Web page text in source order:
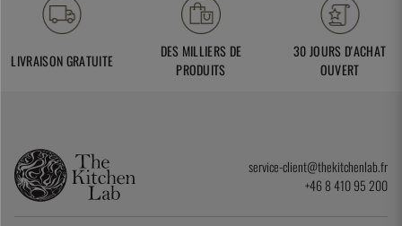
LIVRAISON GRATUITE
DES MILLIERS DE
PRODUITS
30 JOURS D'ACHAT
OUVERT
service-client@thekitchenlab.fr
+46 8 410 95 200